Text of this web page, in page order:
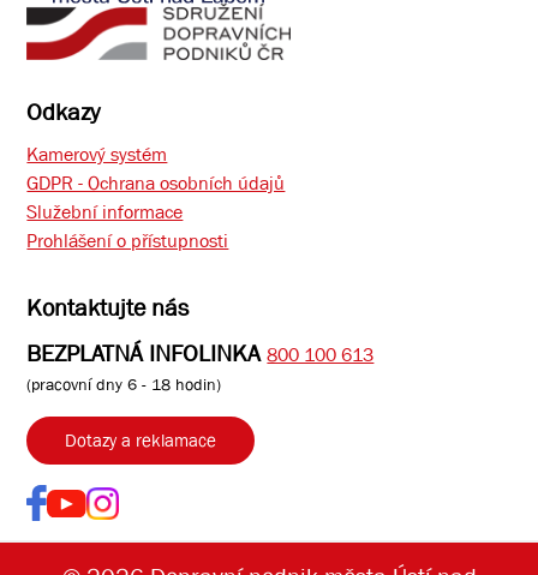
Odkazy
Kamerový systém
GDPR - Ochrana osobních údajů
Služební informace
Prohlášení o přístupnosti
Kontaktujte nás
BEZPLATNÁ INFOLINKA 800 100 613
(pracovní dny 6 - 18 hodin)
Dotazy a reklamace